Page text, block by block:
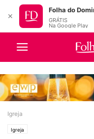
Igreja
Igreja
✕
Folha do
GRÁTIS
Na Google Play